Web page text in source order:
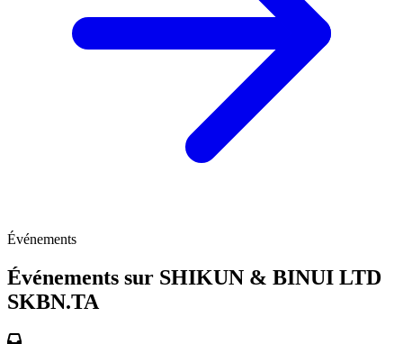
Événements
Événements sur SHIKUN & BINUI LTD
SKBN.TA